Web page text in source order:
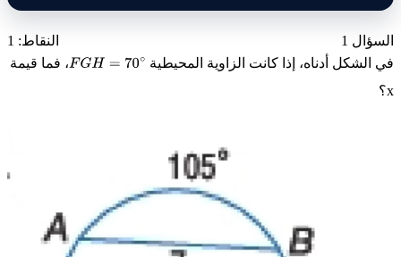
السؤال 1
النقاط: 1
في الشكل أدناه، إذا كانت الزاوية المحيطية
FGH=70 ∘
، فما قيمة
x؟